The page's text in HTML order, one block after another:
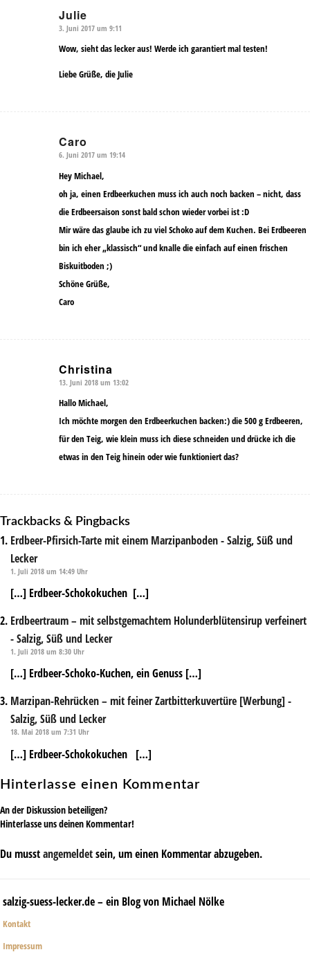
Julie
sagte:
3. Juni 2017 um 9:11
Wow, sieht das lecker aus! Werde ich garantiert mal testen!
Liebe Grüße, die Julie
Caro
sagte:
6. Juni 2017 um 19:14
Hey Michael,
oh ja, einen Erdbeerkuchen muss ich auch noch backen – nicht, dass
die Erdbeersaison sonst bald schon wieder vorbei ist :D
Mir wäre das glaube ich zu viel Schoko auf dem Kuchen. Bei Erdbeeren
bin ich eher „klassisch“ und knalle die einfach auf einen frischen
Biskuitboden ;)
Schöne Grüße,
Caro
Christina
sagte:
13. Juni 2018 um 13:02
Hallo Michael,
Ich möchte morgen den Erdbeerkuchen backen:) die 500 g Erdbeeren,
für den Teig, wie klein muss ich diese schneiden und drücke ich die
etwas in den Teig hinein oder wie funktioniert das?
Trackbacks & Pingbacks
Erdbeer-Pfirsich-Tarte mit einem Marzipanboden - Salzig, Süß und
Lecker
1. Juli 2018 um 14:49 Uhr
[…] Erdbeer-Schokokuchen […]
Erdbeertraum – mit selbstgemachtem Holunderblütensirup verfeinert
- Salzig, Süß und Lecker
1. Juli 2018 um 8:30 Uhr
[…] Erdbeer-Schoko-Kuchen, ein Genuss […]
Marzipan-Rehrücken – mit feiner Zartbitterkuvertüre [Werbung] -
Salzig, Süß und Lecker
18. Mai 2018 um 7:31 Uhr
[…] Erdbeer-Schokokuchen […]
Hinterlasse einen Kommentar
An der Diskussion beteiligen?
Hinterlasse uns deinen Kommentar!
Du musstangemeldetsein, um einen Kommentar abzugeben.
salzig-suess-lecker.de – ein Blog von Michael Nölke
Kontakt
Impressum